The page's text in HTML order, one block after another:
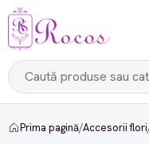
Prima pagină/Accesorii flori